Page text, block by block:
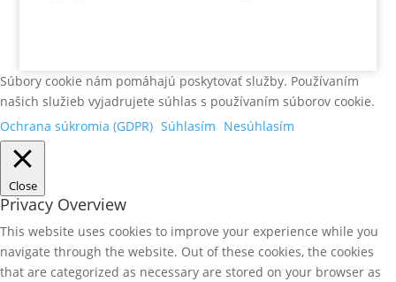
Súbory cookie nám pomáhajú poskytovať služby. Používaním
našich služieb vyjadrujete súhlas s používaním súborov cookie.
Ochrana súkromia (GDPR) Súhlasím Nesúhlasím
Close
Privacy Overview
This website uses cookies to improve your experience while you
navigate through the website. Out of these cookies, the cookies
that are categorized as necessary are stored on your browser as